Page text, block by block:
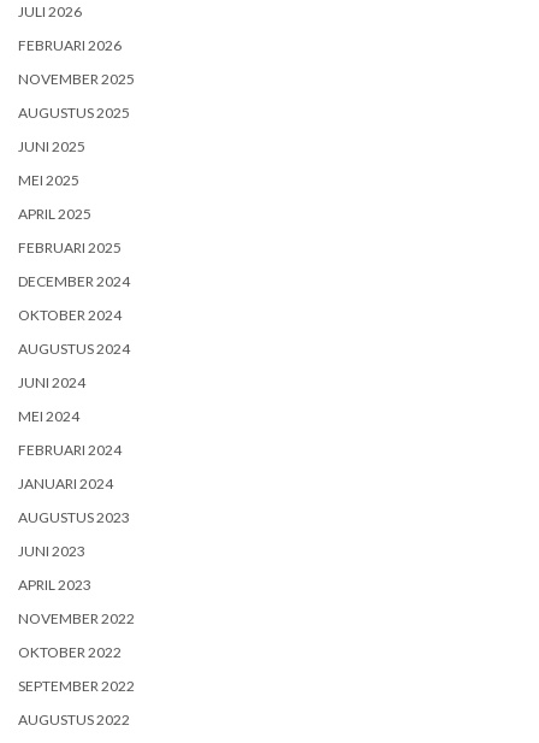
JULI 2026
FEBRUARI 2026
NOVEMBER 2025
AUGUSTUS 2025
JUNI 2025
MEI 2025
APRIL 2025
FEBRUARI 2025
DECEMBER 2024
OKTOBER 2024
AUGUSTUS 2024
JUNI 2024
MEI 2024
FEBRUARI 2024
JANUARI 2024
AUGUSTUS 2023
JUNI 2023
APRIL 2023
NOVEMBER 2022
OKTOBER 2022
SEPTEMBER 2022
AUGUSTUS 2022